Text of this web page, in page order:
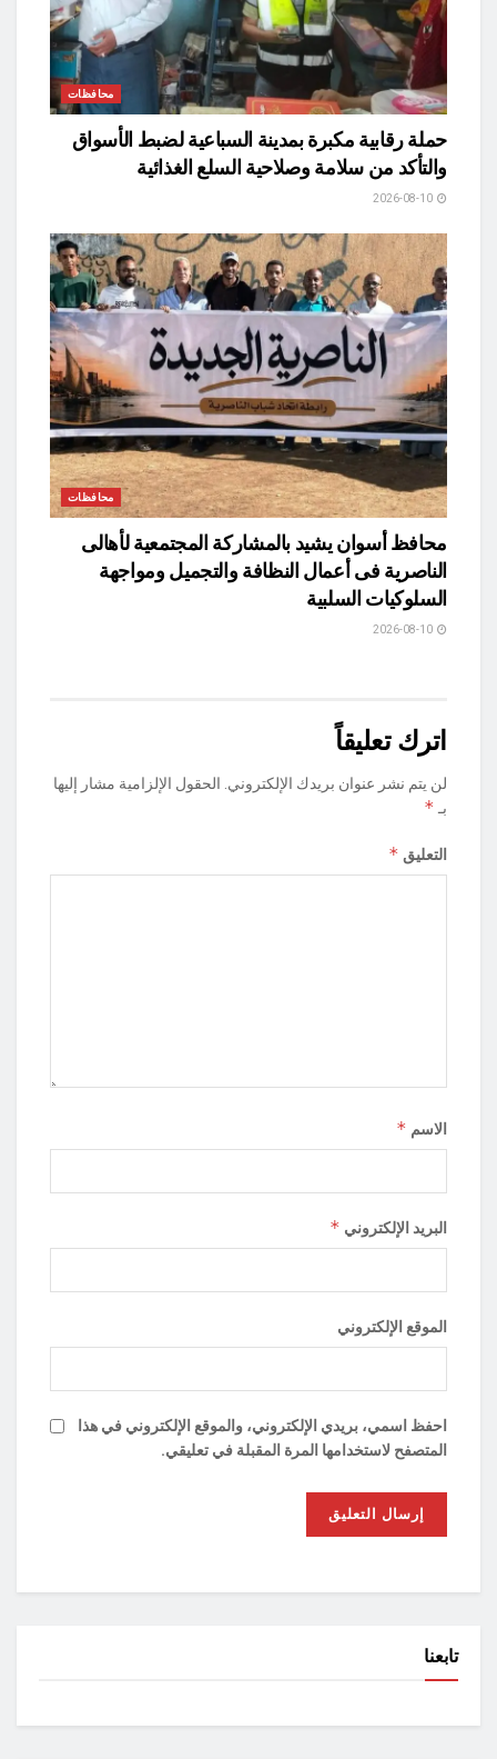
محافظات
حملة رقابية مكبرة بمدينة السباعية لضبط الأسواق
والتأكد من سلامة وصلاحية السلع الغذائية
محافظات
محافظ أسوان يشيد بالمشاركة المجتمعية لأهالى
الناصرية فى أعمال النظافة والتجميل ومواجهة
السلوكيات السلبية
اترك تعليقاً
لن يتم نشر عنوان بريدك الإلكتروني. الحقول الإلزامية مشار إليها
بـ *
التعليق *
الاسم *
البريد الإلكتروني *
الموقع الإلكتروني
احفظ اسمي، بريدي الإلكتروني، والموقع الإلكتروني في هذا
المتصفح لاستخدامها المرة المقبلة في تعليقي.
تابعنا